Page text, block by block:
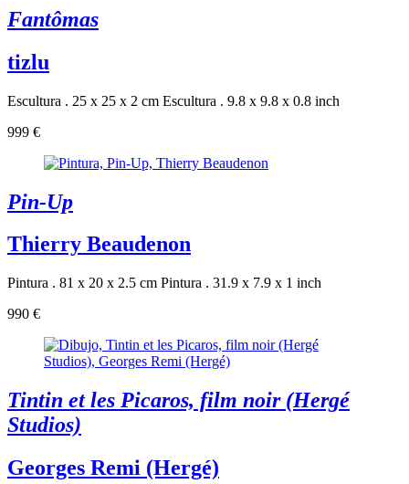
Fantômas
tizlu
Escultura . 25 x 25 x 2 cm Escultura . 9.8 x 9.8 x 0.8 inch
999 €
Pin-Up
Thierry Beaudenon
Pintura . 81 x 20 x 2.5 cm Pintura . 31.9 x 7.9 x 1 inch
990 €
Tintin et les Picaros, film noir (Hergé
Studios)
Georges Remi (Hergé)